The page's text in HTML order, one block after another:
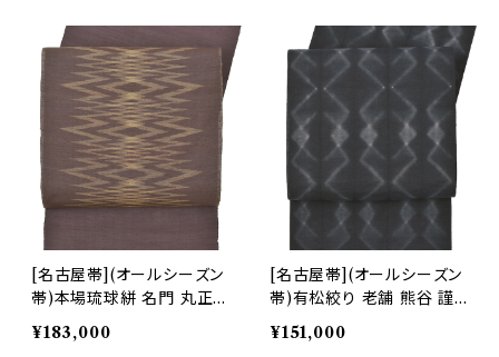
[名古屋帯](オールシーズン
帯)本場琉球絣 名門 丸正
織物 謹製 九寸帯 正絹 日
本製(商品番号:21262)
¥183,000
[名古屋帯](オールシーズン
帯)有松絞り 老舗 熊谷 謹
製『滲月』糸縫い絞り 芭蕉
糸/苧麻糸 九寸帯 日本製
¥151,000